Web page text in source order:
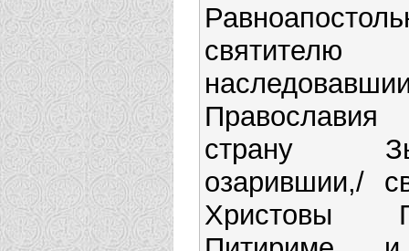
святителю
страну
озарившии,/
Христовы